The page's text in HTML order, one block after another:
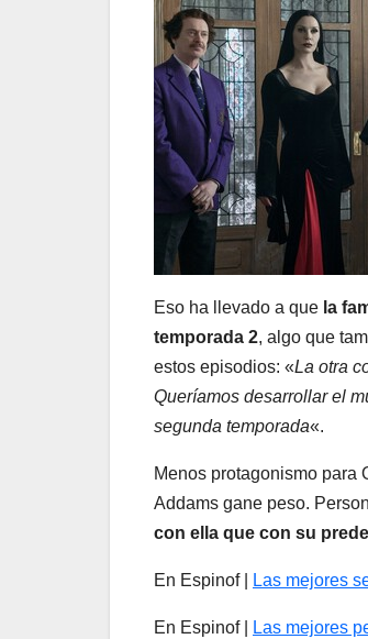
Eso ha llevado a que la
temporada 2, algo que
estos episodios: «La otra
Queríamos desarrollar el
segunda temporada«.
Menos protagonismo para
Addams gane peso.
con ella que con su
En Espinof | Las mejores
En Espinof | Las mejores